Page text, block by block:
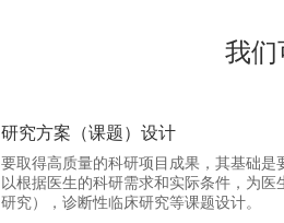
我们
研究方案（课题）设计
要取得高质量的科研项目成果，其基础
以根据医生的科研需求和实际条件，为
研究），诊断性临床研究等课题设计。